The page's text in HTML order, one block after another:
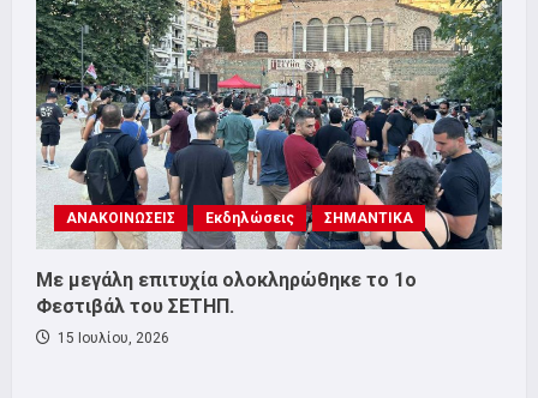
ΑΝΑΚΟΙΝΩΣΕΙΣ Εκδηλώσεις ΣΗΜΑΝΤΙΚΑ
Με μεγάλη επιτυχία ολοκληρώθηκε το 1ο
Φεστιβάλ του ΣΕΤΗΠ.
15 Ιουλίου, 2026